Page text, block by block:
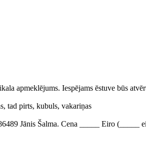
apmeklējums. Iespējams ēstuve būs
tad pirts, kubuls, vakariņas
Jānis Šalma. Cena _____ Eiro (_____